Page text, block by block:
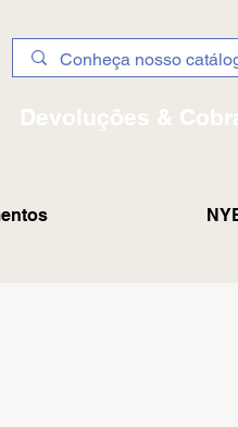
Devoluções &